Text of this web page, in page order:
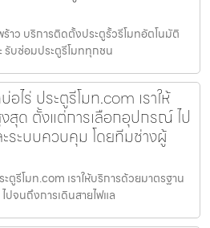
าว บริการติดตั้งประตูรั้วรีโมทอัตโนมัติ
รับซ่อมประตูรีโมททุกชน
ไร่ ประตูรีโมท.com เราให้
สุด ตั้งแต่การเลือกอุปกรณ์ ไป
ระบบควบคุม โดยทีมช่างผู้
ตูรีโมท.com เราให้บริการด้วยมาตรฐาน
จนถึงการเดินสายไฟแล